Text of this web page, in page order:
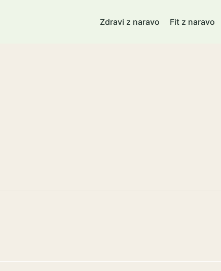
Zdravi z naravo Fit z naravo